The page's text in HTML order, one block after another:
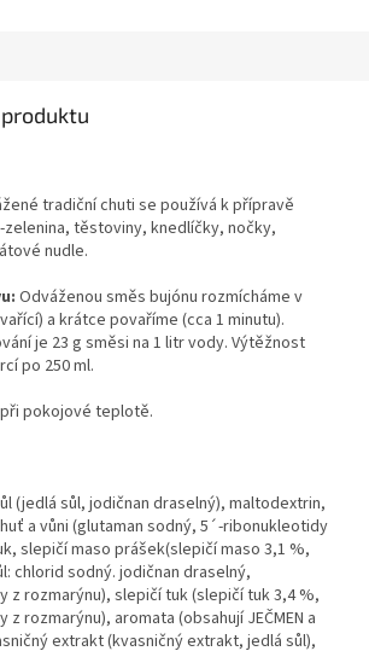
tradiční chuti se používá k přípravě
těstoviny, knedlíčky, nočky,
nudle.
Odváženou směs bujónu rozmícháme v
a krátce povaříme (cca 1 minutu).
je 23 g směsi na 1 litr vody. Výtěžnost
po 250 ml.
pokojové teplotě.
(jedlá sůl, jodičnan draselný), maltodextrin,
a vůni (glutaman sodný, 5´-ribonukleotidy
slepičí maso prášek(slepičí maso 3,1 %,
chlorid sodný. jodičnan draselný,
z rozmarýnu), slepičí tuk (slepičí tuk 3,4 %,
z rozmarýnu), aromata (obsahují JEČMEN a
extrakt (kvasničný extrakt, jedlá sůl),